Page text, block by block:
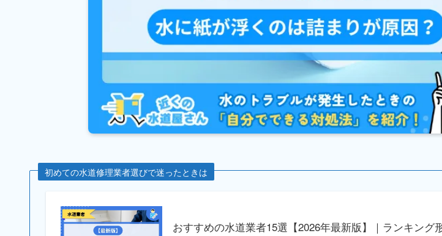
初めての水道修理業者選びで迷ったときは
おすすめの水道業者15選【2026年最新版】｜ランキング